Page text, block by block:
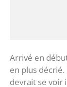
Arrivé en
en plus décrié.
devrait se voir